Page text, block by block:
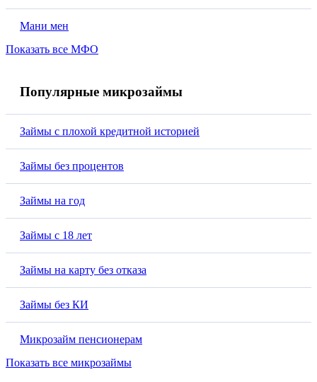
Мани мен
Показать все МФО
Популярные микрозаймы
Займы с плохой кредитной историей
Займы без процентов
Займы на год
Займы с 18 лет
Займы на карту без отказа
Займы без КИ
Микрозайм пенсионерам
Показать все микрозаймы